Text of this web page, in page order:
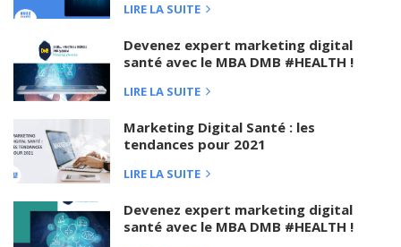
LIRE LA SUITE
Devenez expert marketing digital
santé avec le MBA DMB #HEALTH !
LIRE LA SUITE
Marketing Digital Santé : les
tendances pour 2021
LIRE LA SUITE
Devenez expert marketing digital
santé avec le MBA DMB #HEALTH !